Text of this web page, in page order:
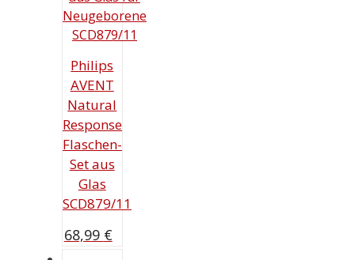
Philips
AVENT
Natural
Response
Flaschen-
Set aus
Glas
SCD879/11
68,99 €